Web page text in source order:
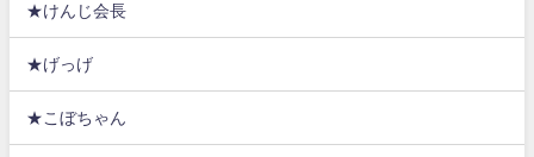
★けんじ会長
★げっげ
★こぼちゃん